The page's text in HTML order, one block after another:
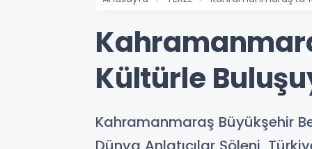
Kültürle
Kahramanmaraş Büyükşehir